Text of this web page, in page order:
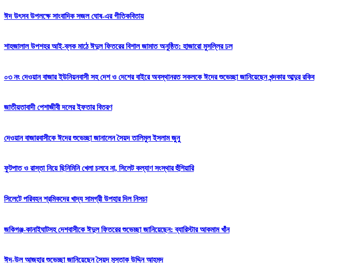
ঈদ উৎসব উপলক্ষে সাংবাদিক সজল ঘোষ-এর গীতিকবিতায়
শাহজালাল উপশহর আই-ব্লক মাঠে ঈদুল ফিতরের বিশাল জামাত অনুষ্ঠিত: হাজারো মুসল্লির ঢল
০৩ নং দেওয়ান বাজার ইউনিয়নবাসী সহ দেশ ও দেশের বাইরে অবস্থানরত সকলকে ঈদের শুভেচ্ছা জানিয়েছেন খন্দকার আব্দুর রকিব
জাতীয়তাবাদী পেশাজীবী দলের ইফতার বিতরণ
দেওয়ান বাজারবাসীকে ঈদের শুভেচ্ছা জানালেন সৈয়দ তালিমুল ইসলাম জুনু
ফুটপাত ও রাস্তা নিয়ে ছিনিমিনি খেলা চলবে না, সিলেট কল্যাণ সংস্থার হুঁশিয়ারি
সিলেটে পরিবহন শ্রমিকদের খাদ্য সামগ্রী উপহার দিল নিসচা
জকিগঞ্জ-কানাইঘাটসহ দেশবাসীকে ঈদুল ফিতরের শুভেচ্ছা জানিয়েছেন: ব্যারিস্টার আকমাম খাঁন
ঈদ-উল আজহার শুভেচ্ছা জানিয়েছেন সৈয়দ মুস্তাক উদ্দিন আহমদ